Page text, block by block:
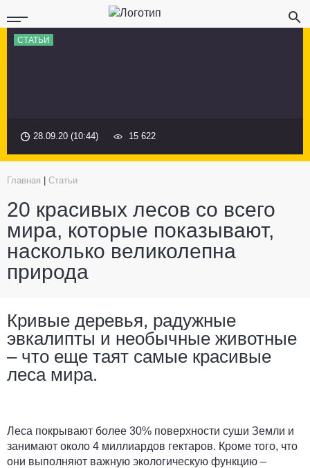
СТАТЬИ
28.09.20 (10:44) 15 622
Главная Статьи
20 красивых лесов со всего
мира, которые показывают,
насколько великолепна
природа
Кривые деревья, радужные
эвкалипты и необычные животные
– что еще таят самые красивые
леса мира.
Леса покрывают более 30% поверхности суши Земли и
занимают около 4 миллиардов гектаров. Кроме того, что
они выполняют важную экологическую функцию –